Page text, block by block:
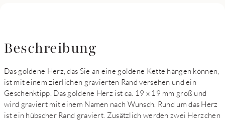
Beschreibung
Das goldene Herz, das Sie an eine goldene Kette hängen können,
ist mit einem zierlichen gravierten Rand versehen und ein
Geschenktipp. Das goldene Herz ist ca. 19 x 19 mm groß und
wird graviert mit einem Namen nach Wunsch. Rund um das Herz
ist ein hübscher Rand graviert. Zusätzlich werden zwei Herzchen